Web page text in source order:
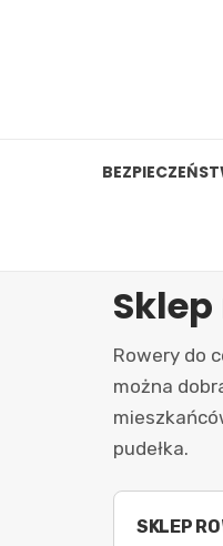
Rowery do
można
pudełka.
SKLEP